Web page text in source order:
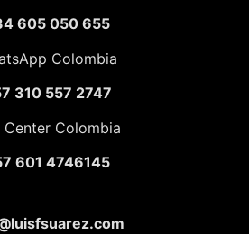
605 050 655
Colombia
310 557 2747
Center Colombia
601 4746145